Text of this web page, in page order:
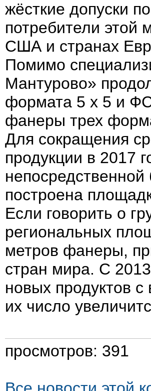
жёсткие допуски
потребители этой
США и странах
Помимо
Мантурово»
формата 5 х 5 и
фанеры трех
Для сокращения
продукции в 2017
построена
Если говорить о
региональных
метров фанеры,
стран мира. С
новых продуктов
их число
просмотров: 391